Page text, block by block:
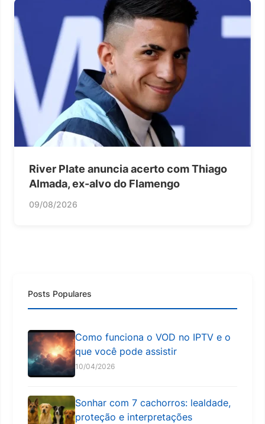
River Plate anuncia acerto com Thiago
Almada, ex-alvo do Flamengo
09/08/2026
Posts Populares
Como funciona o VOD no IPTV e o
que você pode assistir
10/04/2026
Sonhar com 7 cachorros: lealdade,
proteção e interpretações